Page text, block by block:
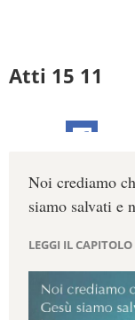
Atti 15 11
Noi crediamo
siamo salvati e
LEGGI IL